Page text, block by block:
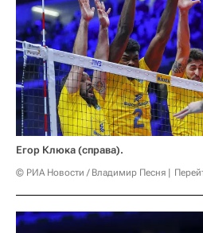
Егор Клюка (справа).
© РИА Новости / Владимир Песня